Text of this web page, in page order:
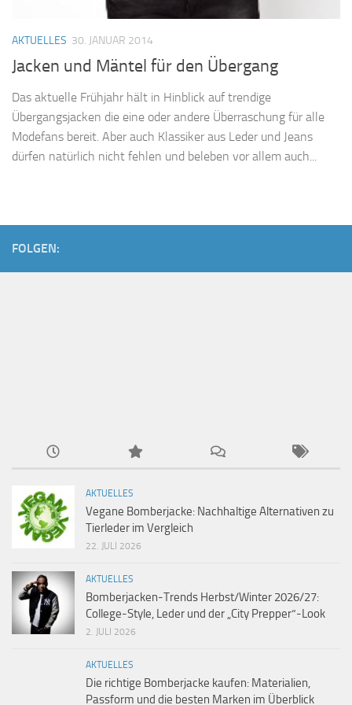
AKTUELLES 30. JANUAR 2014
Jacken und Mäntel für den Übergang
Das aktuelle Frühjahr hält in Hinblick auf trendige
Übergangsjacken die eine oder andere Überraschung für alle
Modefans bereit. Aber auch Klassiker aus Leder und Jeans
dürfen natürlich nicht fehlen und beleben vor allem auch...
FOLGEN:
AKTUELLES
Vegane Bomberjacke: Nachhaltige Alternativen zu
Tierleder im Vergleich
22. JULI 2026
AKTUELLES
Bomberjacken-Trends Herbst/Winter 2026/27:
College-Style, Leder und der „City Prepper“-Look
2. JULI 2026
AKTUELLES
Die richtige Bomberjacke kaufen: Materialien,
Passform und die besten Marken im Überblick